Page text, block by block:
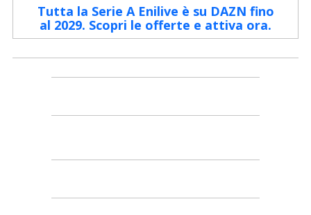
Tutta la Serie A Enilive è su DAZN fino
al 2029. Scopri le offerte e attiva ora.